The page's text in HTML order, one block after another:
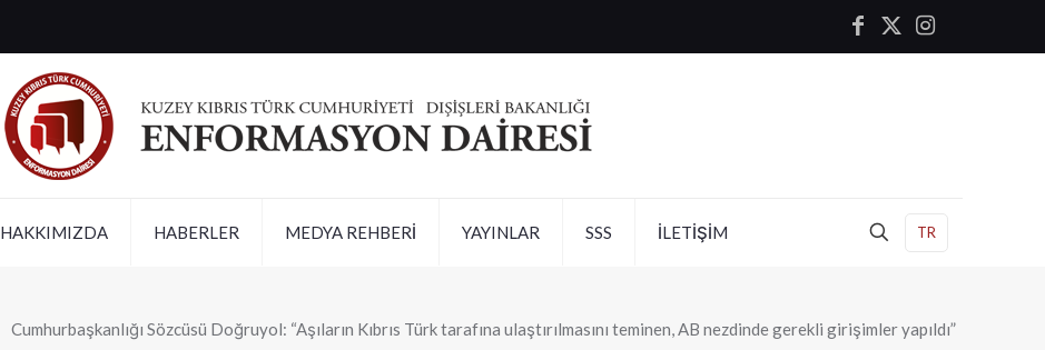
HAKKIMIZDA HABERLER MEDYA REHBERİ YAYINLAR SSS İLETİŞİM TR
Cumhurbaşkanlığı Sözcüsü Doğruyol: “Aşıların Kıbrıs Türk tarafına ulaştırılmasını teminen, AB nezdinde gerekli girişimler yapıldı”